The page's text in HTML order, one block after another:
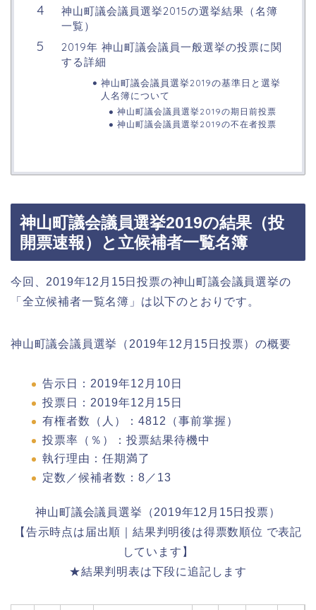
神山町議会議員選挙2015の選挙結果（名簿
一覧）
2019年 神山町議会議員一般選挙の投票に関
する詳細
神山町議会議員選挙2019の基準日と選挙
人名簿について
神山町議会議員選挙2019の期日前投票
神山町議会議員選挙2019の不在者投票
神山町議会議員選挙2019の結果（投
開票速報）と立候補者一覧名簿
今回、2019年12月15日投票の神山町議会議員選挙の
「全立候補者一覧名簿」は以下のとおりです。
神山町議会議員選挙（2019年12月15日投票）の概要
告示日：2019年12月10日
投票日：2019年12月15日
有権者数（人）：4812（事前掌握）
投票率（％）：投票結果待機中
執行理由：任期満了
定数／候補者数：8／13
神山町議会議員選挙（2019年12月15日投票）
【告示時点は届出順｜結果判明後は得票数順位 で表記
しています】
★結果判明表は下段に追記します